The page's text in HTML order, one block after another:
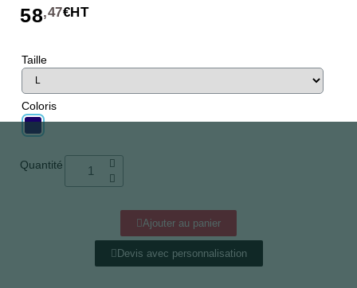
58,47€HT
Taille
Coloris
Quantité
Ajouter au panier
Devis avec personnalisation